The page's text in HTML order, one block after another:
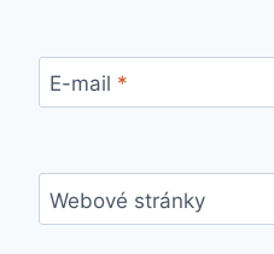
E-mail *
Webové stránky